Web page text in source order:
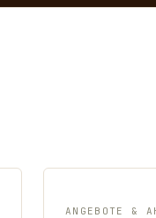
ANGEBOTE &